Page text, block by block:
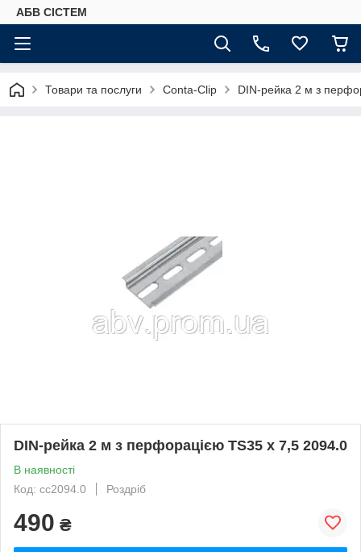
АБВ СІСТЕМ
Товари та послуги Conta-Clip DIN-рейка 2 м з
DIN-рейка 2 м з перфорацією TS35 х 7,5 2094.0
В наявності
Код: cc2094.0
Роздріб
490 ₴